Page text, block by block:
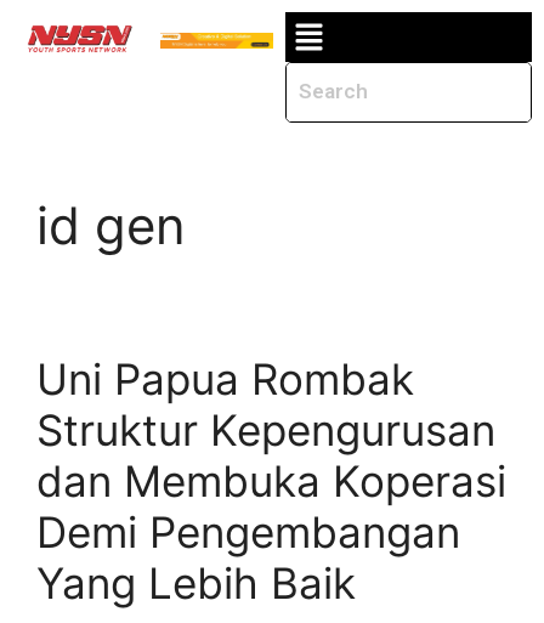
id gen
Uni Papua Rombak
Struktur Kepengurusan
dan Membuka Koperasi
Demi Pengembangan
Yang Lebih Baik